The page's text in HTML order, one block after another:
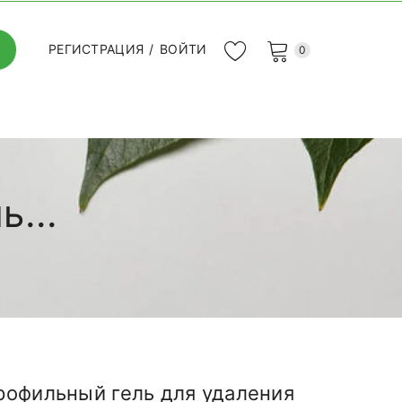
РЕГИСТРАЦИЯ / ВОЙТИ 0
гель для удаления